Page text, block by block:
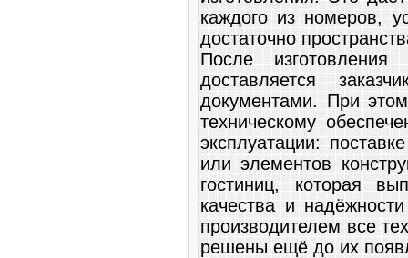
каждого из номеров,
достаточно
После
доставляется
документами. При
техническому
эксплуатации:
или элементов
гостиниц, которая
качества и
производителем все
решены ещё до их